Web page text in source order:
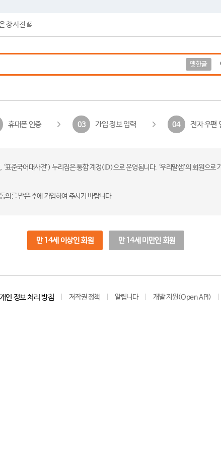
창 사전
옛한글
휴대폰 인증 03 가입 정보 입력 04 전자 우편
표준국어대사전’) 누리집은 통합 계정(ID)으로 운영됩니다. ‘우리말샘’의 회원으
를 받은 후에 가입하여 주시기 바랍니다.
만 14세 이상인 회원 만 14세 미만인 회원
개인 정보 처리 방침 저작권 정책 알립니다 개발 지원(Open API)